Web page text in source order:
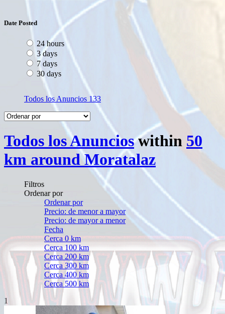
Date Posted
24 hours
3 days
7 days
30 days
Todos los Anuncios 133
Todos los Anuncioswithin 50
km around Moratalaz
Filtros
Ordenar por
Ordenar por
Precio: de menor a mayor
Precio: de mayor a menor
Fecha
Cerca 0 km
Cerca 100 km
Cerca 200 km
Cerca 300 km
Cerca 400 km
Cerca 500 km
1